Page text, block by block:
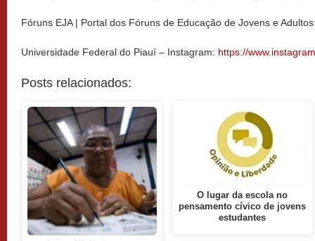
Fóruns EJA | Portal dos Fóruns de Educação de Jovens e
Universidade Federal do Piauí – Instagram: https://
Posts relacionados:
O lugar da escola no
pensamento cívico de jovens
estudantes